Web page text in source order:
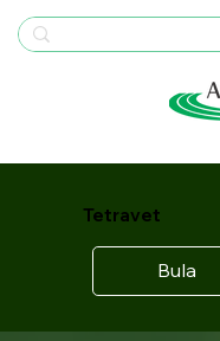
Tetravet
Bula